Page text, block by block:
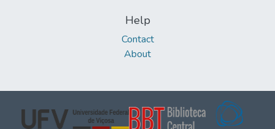
Help
Contact
About